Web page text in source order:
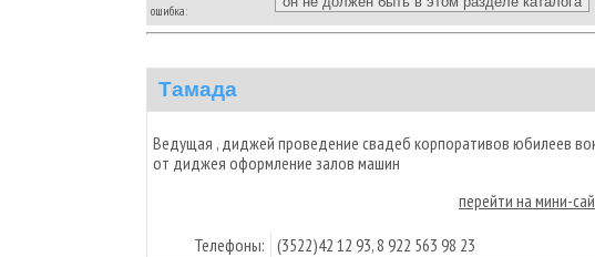
ошибка:
Тамада
Ведущая , диджей проведение свадеб корпоративов юбилеев
от диджея оформление залов машин
перейти на мини-
Телефоны: (3522)42 12 93, 8 922 563 98 23